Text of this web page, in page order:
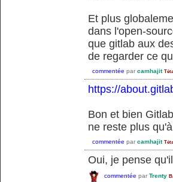
Et plus
dans l'open-
que gitlab aux
de regarder ce
commentée par camhajit
https://
Bon et bien
ne reste plus
commentée par camhajit
Oui, je pense
commentée par Trenty